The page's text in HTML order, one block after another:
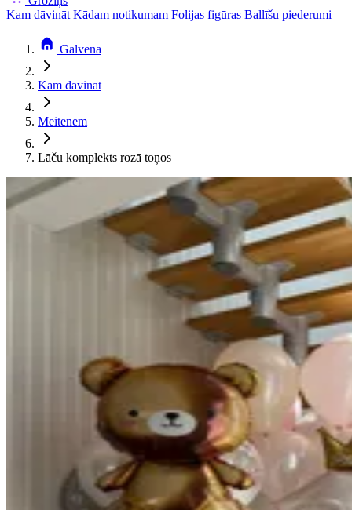
Kam dāvināt Kādam notikumam Folijas figūras Ballīšu piederumi
Galvenā
Kam dāvināt
Meitenēm
Lāču komplekts rozā toņos